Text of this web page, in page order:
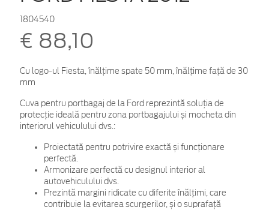
1804540
€ 88,10
Cu logo-ul Fiesta, înălţime spate 50 mm, înălţime faţă de 30
mm
Cuva pentru portbagaj de la Ford reprezintă soluția de
protecție ideală pentru zona portbagajului și mocheta din
interiorul vehiculului dvs.:
Proiectată pentru potrivire exactă și funcționare
perfectă.
Armonizare perfectă cu designul interior al
autovehiculului dvs.
Prezintă margini ridicate cu diferite înălțimi, care
contribuie la evitarea scurgerilor, și o suprafață